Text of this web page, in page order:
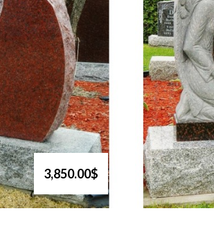
3,850.00$